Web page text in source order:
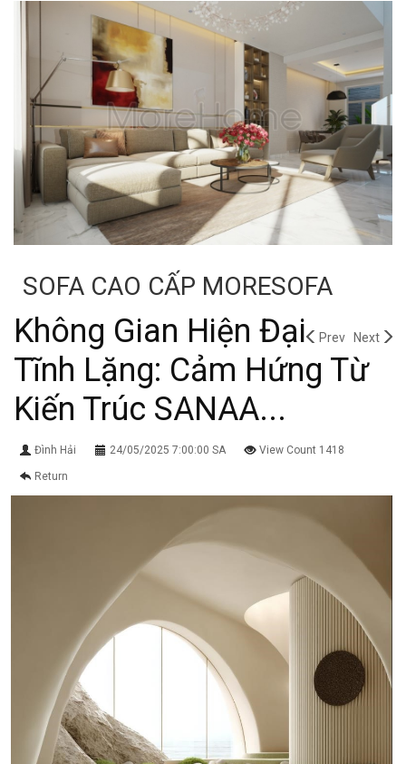
SOFA CAO CẤP MORESOFA
Prev Next
Không Gian Hiện Đại
Tĩnh Lặng: Cảm Hứng Từ
Kiến Trúc SANAA...
Đình Hải 24/05/2025 7:00:00 SA View Count 1418
Return